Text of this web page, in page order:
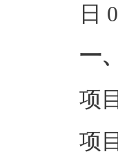
日
一
项
项